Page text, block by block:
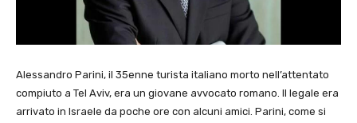
Alessandro Parini, il 35enne turista italiano morto nell’attentato
compiuto a Tel Aviv, era un giovane avvocato romano. Il legale era
arrivato in Israele da poche ore con alcuni amici. Parini, come si